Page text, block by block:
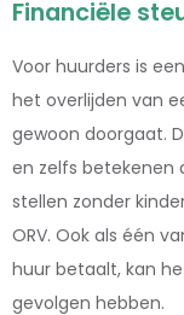
Financiële
Voor huurders is
het overlijden van
gewoon doorgaat.
en zelfs betekenen
stellen zonder
ORV. Ook als één
huur betaalt, kan
gevolgen hebben.